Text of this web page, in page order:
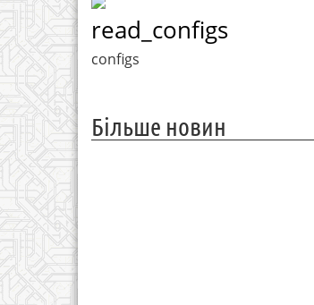
read_configs
configs
Більше новин